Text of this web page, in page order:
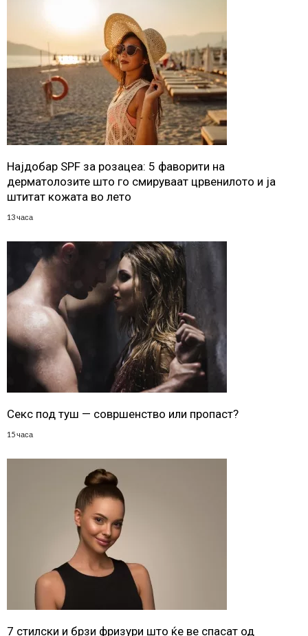
Најдобар SPF за розацеа: 5 фаворити на
дерматолозите што го смируваат црвенилото и ја
штитат кожата во лето
13 часа
Секс под туш — совршенство или пропаст?
15 часа
7 стилски и брзи фризури што ќе ве спасат од